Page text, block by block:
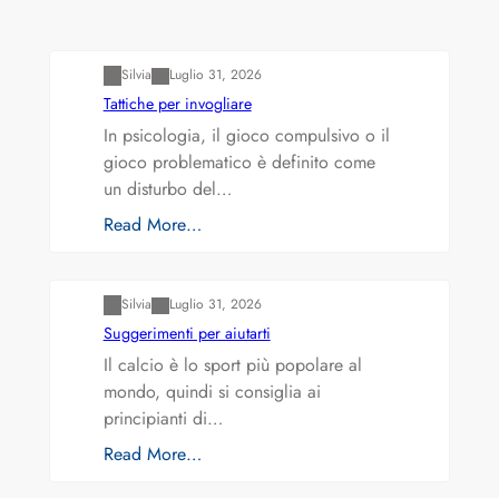
Silvia Luglio 31, 2026
Tattiche per invogliare
In psicologia, il gioco compulsivo o il
gioco problematico è definito come
un disturbo del…
Read More…
Silvia Luglio 31, 2026
Suggerimenti per aiutarti
Il calcio è lo sport più popolare al
mondo, quindi si consiglia ai
principianti di…
Read More…